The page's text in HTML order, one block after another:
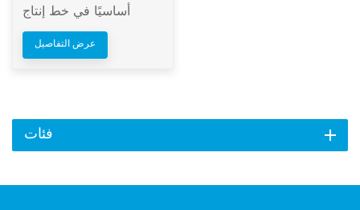
أساسيًا في خط إنتاج
الطوب غير المحروق. فهي
تقوم، عبر نظام
نظام تحكم PLC يدعم كلاً
عرض التفاصيل
فئات